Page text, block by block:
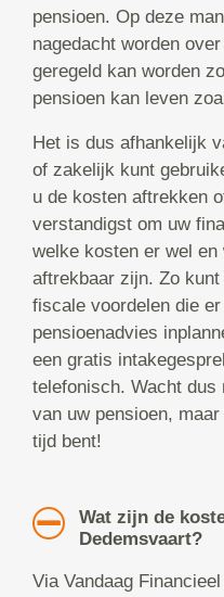
pensioen. Op deze
nagedacht worden
geregeld kan worden
pensioen kan leven
Het is dus afhankelijk
of zakelijk kunt
u de kosten aftrekken
verstandigst om uw
welke kosten er wel
aftrekbaar zijn. Zo
fiscale voordelen die
pensioenadvies
een gratis
telefonisch. Wacht dus
van uw pensioen,
tijd bent!
Wat zijn de
Dedemsvaart?
Via Vandaag